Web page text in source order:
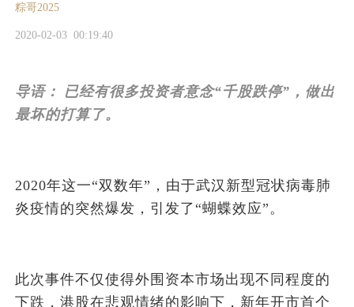
粽哥2025​
2020-02-03 00:19:40
导语：
已经有很多投资者意念“千股跌停”，做出
最坏的打算了。
2020年这一“双数年”，由于武汉新型冠状病毒肺
炎疫情的突然爆发，引发了“蝴蝶效应”。
此次事件不仅使得外围资本市场出现不同程度的
下跌，港股在悲观情绪的影响下，新年开市首个